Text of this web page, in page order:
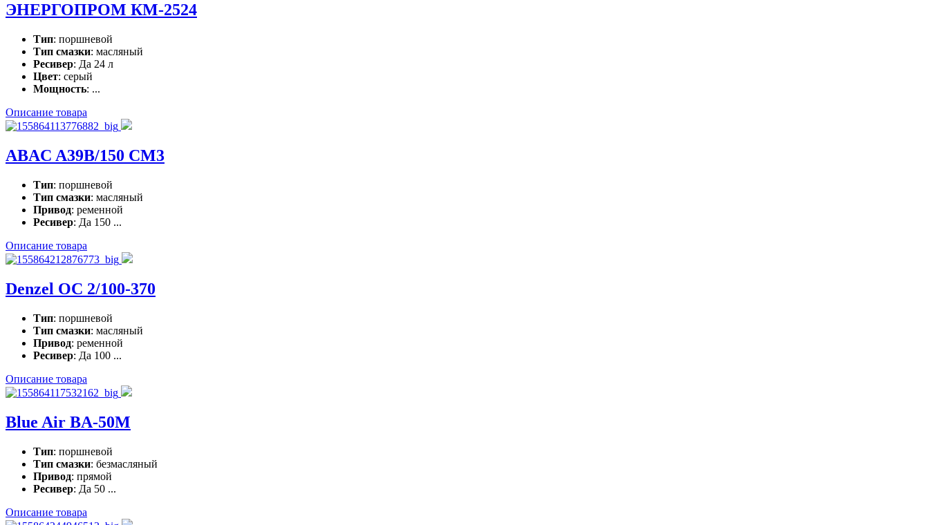
ЭНЕРГОПРОМ КМ-2524
Тип: поршневой
Тип смазки: масляный
Ресивер: Да 24 л
Цвет: серый
Мощность: ...
Описание товара
ABAC A39B/150 CM3
Тип: поршневой
Тип смазки: масляный
Привод: ременной
Ресивер: Да 150 ...
Описание товара
Denzel ОС 2/100-370
Тип: поршневой
Тип смазки: масляный
Привод: ременной
Ресивер: Да 100 ...
Описание товара
Blue Air BA-50M
Тип: поршневой
Тип смазки: безмасляный
Привод: прямой
Ресивер: Да 50 ...
Описание товара